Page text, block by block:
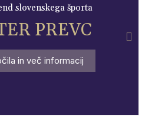
slovenskega športa
PREVC
in več informacij